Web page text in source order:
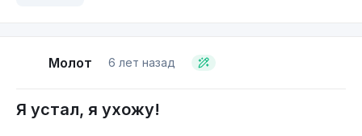
Молот 6 лет назад
Я устал, я ухожу!